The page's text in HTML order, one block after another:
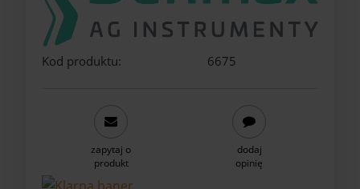
Kod produktu: 6675
zapytaj o
produkt
dodaj
opinię